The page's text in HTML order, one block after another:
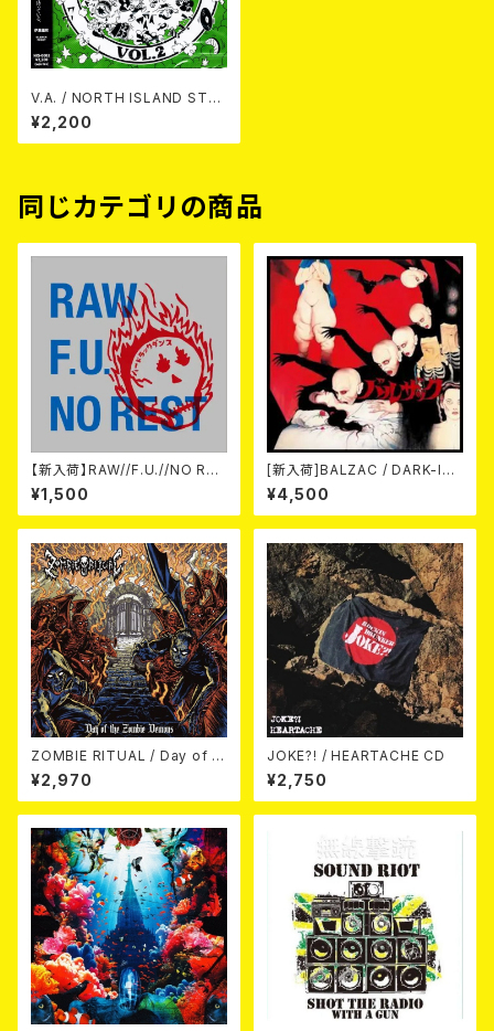
V.A. / NORTH ISLAND STO
MP vol.2 CD
¥2,200
同じカテゴリの商品
【新入荷】RAW//F.U.//NO RES
T / 3way split EP ハード ラッ
ク ダンス (CD)
¥1,500
[新入荷]BALZAC / DARK-IS
M -20th Anniversary Comp
ilation- (2CD)
¥4,500
ZOMBIE RITUAL / Day of th
e Zombie Demons
¥2,970
JOKE?! / HEARTACHE CD
¥2,750